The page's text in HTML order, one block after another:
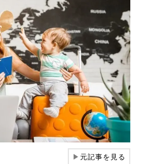
▶元記事を見る